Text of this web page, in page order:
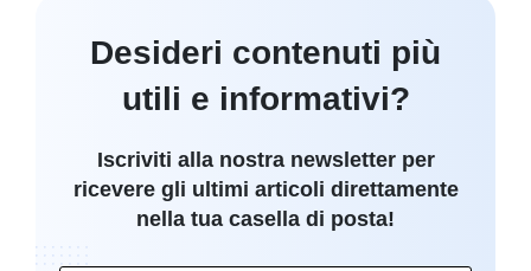
Desideri contenuti più
utili e informativi?
Iscriviti alla nostra newsletter per
ricevere gli ultimi articoli direttamente
nella tua casella di posta!